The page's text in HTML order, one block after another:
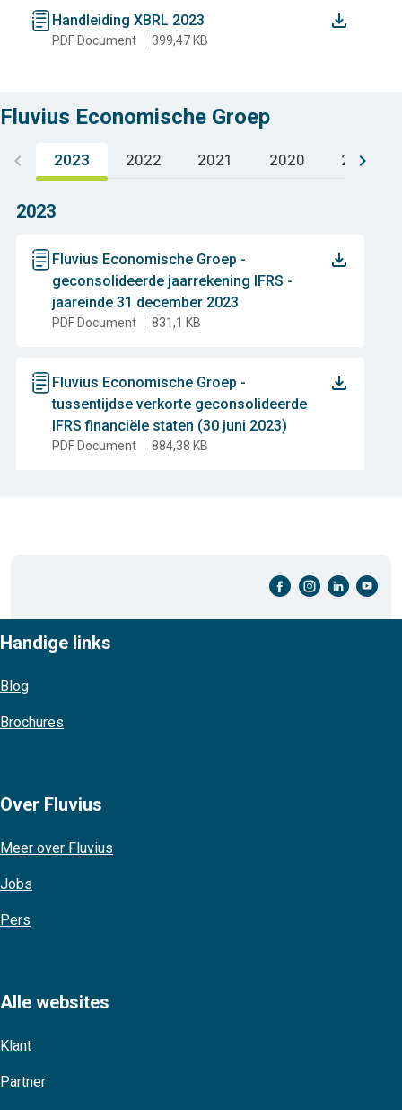
document Handleiding XBRL 2023
PDF Document 399,47 KB
Fluvius Economische Groep
keyboard_arrow_left 2023
(actieve tabblad)
2022 2021 2020 2019
keyboard_arrow_right
2023
document Fluvius Economische Groep -
geconsolideerde jaarrekening IFRS -
jaareinde 31 december 2023
PDF Document 831,1 KB
document Fluvius Economische Groep -
tussentijdse verkorte geconsolideerde
IFRS financiële staten (30 juni 2023)
PDF Document 884,38 KB
facebook-cirkel instagram-cirkel linkedin-cirkel youtube-cirkel
Handige links
Blog
Brochures
Over Fluvius
Meer over Fluvius
Jobs
Pers
Alle websites
Klant
Partner